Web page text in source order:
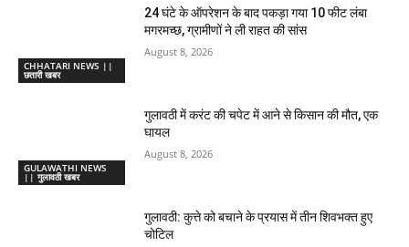
CHHATARI NEWS ||
छतारी खबर
24 घंटे के ऑपरेशन के बाद पकड़ा गया 10 फीट लंबा
मगरमच्छ, ग्रामीणों ने ली राहत की सांस
August 8, 2026
GULAWATHI NEWS
|| गुलावठी खबर
गुलावठी में करंट की चपेट में आने से किसान की मौत, एक
घायल
August 8, 2026
गुलावठी: कुत्ते को बचाने के प्रयास में तीन शिवभक्त हुए
चोटिल